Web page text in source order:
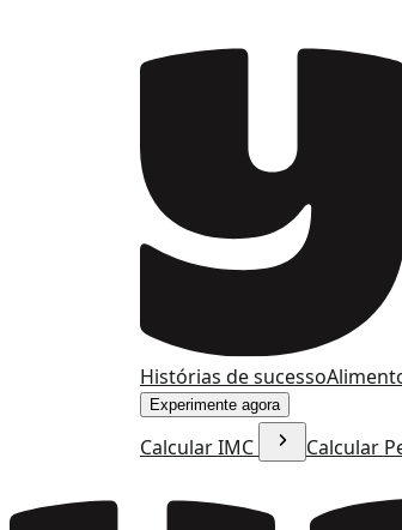
Histórias de sucesso
Experimente agora
Calcular IMC Calcular